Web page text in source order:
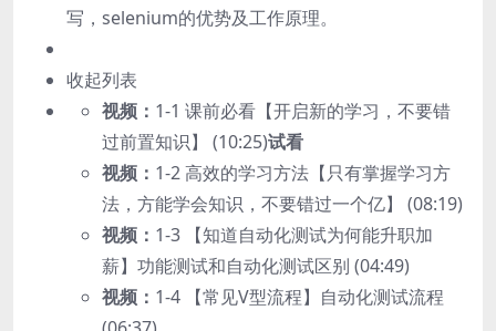
写，selenium的优势及工作原理。
收起列表
视频： 1-1 课前必看【开启新的学习，不要错
过前置知识】 (10:25)试看
视频： 1-2 高效的学习方法【只有掌握学习方
法，方能学会知识，不要错过一个亿】 (08:19)
视频： 1-3 【知道自动化测试为何能升职加
薪】功能测试和自动化测试区别 (04:49)
视频： 1-4 【常见V型流程】自动化测试流程